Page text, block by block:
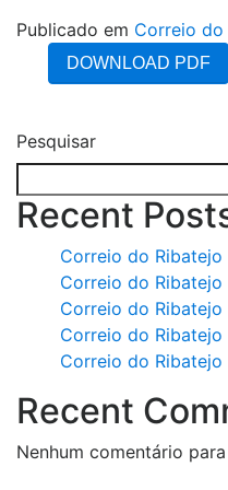
Publicado em Correio do
DOWNLOAD PDF
Pesquisar
Recent
Correio do Ribatejo
Correio do Ribatejo
Correio do Ribatejo
Correio do Ribatejo
Correio do
Recent
Nenhum comentário